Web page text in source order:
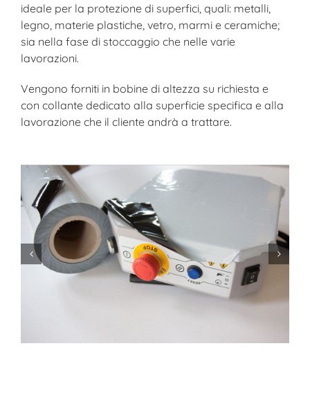
ideale per la protezione di superfici, quali: metalli,
legno, materie plastiche, vetro, marmi e ceramiche;
sia nella fase di stoccaggio che nelle varie
lavorazioni.
Vengono forniti in bobine di altezza su richiesta e
con collante dedicato alla superficie specifica e alla
lavorazione che il cliente andrà a trattare.